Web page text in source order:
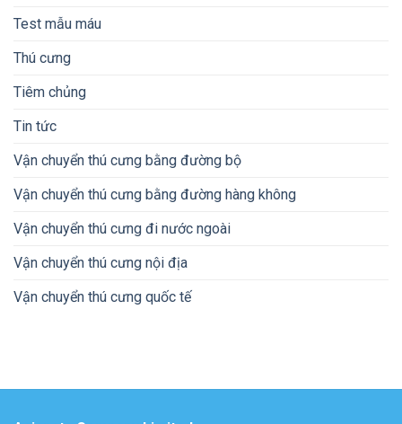
Test mẫu máu
Thú cưng
Tiêm chủng
Tin tức
Vận chuyển thú cưng bằng đường bộ
Vận chuyển thú cưng bằng đường hàng không
Vận chuyển thú cưng đi nước ngoài
Vận chuyển thú cưng nội địa
Vận chuyển thú cưng quốc tế